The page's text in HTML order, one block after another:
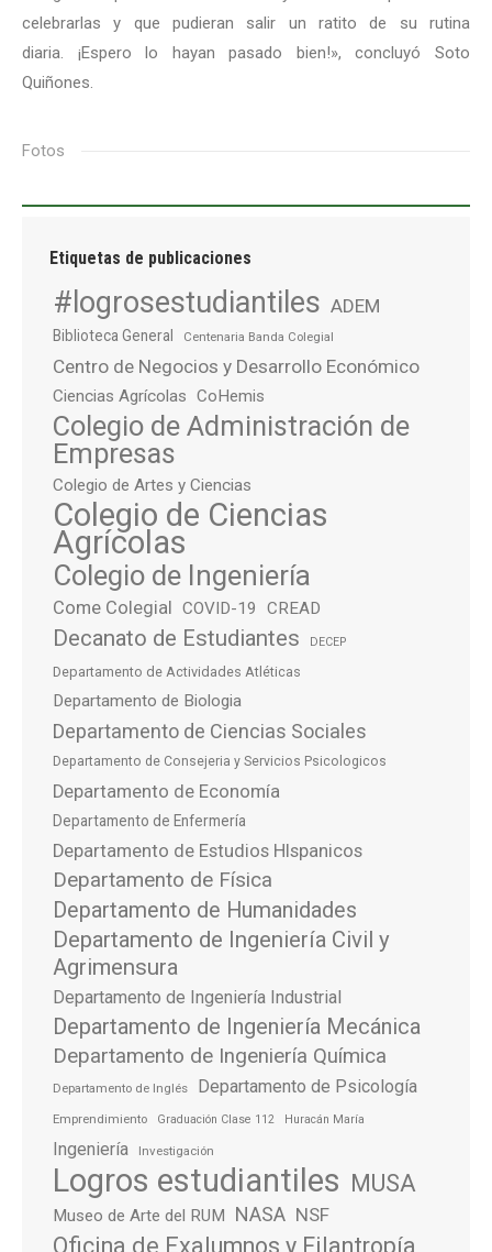
celebrarlas y que pudieran salir un ratito de su rutina
diaria. ¡Espero lo hayan pasado bien!», concluyó Soto
Quiñones.
Fotos
Etiquetas de publicaciones
#logrosestudiantiles ADEM
Biblioteca General Centenaria Banda Colegial
Centro de Negocios y Desarrollo Económico
Ciencias Agrícolas CoHemis
Colegio de Administración de
Empresas
Colegio de Artes y Ciencias
Colegio de Ciencias
Agrícolas
Colegio de Ingeniería
Come Colegial COVID-19 CREAD
Decanato de Estudiantes DECEP
Departamento de Actividades Atléticas
Departamento de Biologia
Departamento de Ciencias Sociales
Departamento de Consejeria y Servicios Psicologicos
Departamento de Economía
Departamento de Enfermería
Departamento de Estudios HIspanicos
Departamento de Física
Departamento de Humanidades
Departamento de Ingeniería Civil y
Agrimensura
Departamento de Ingeniería Industrial
Departamento de Ingeniería Mecánica
Departamento de Ingeniería Química
Departamento de Inglés Departamento de Psicología
Emprendimiento Graduación Clase 112 Huracán María
Ingeniería Investigación
Logros estudiantiles MUSA
Museo de Arte del RUM NASA NSF
Oficina de Exalumnos y Filantropía